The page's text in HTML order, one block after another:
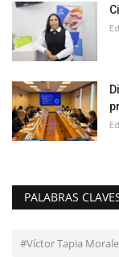
PALABRAS
#Víctor Tapia